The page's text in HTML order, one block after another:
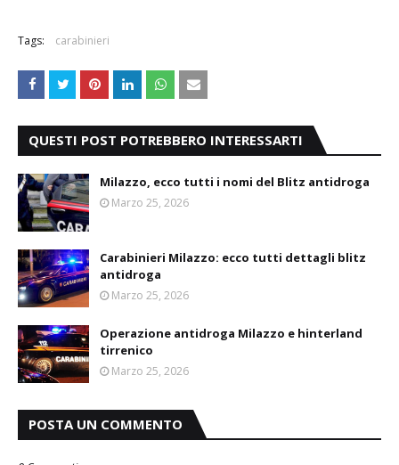
Tags: carabinieri
QUESTI POST POTREBBERO INTERESSARTI
Milazzo, ecco tutti i nomi del Blitz antidroga
Marzo 25, 2026
Carabinieri Milazzo: ecco tutti dettagli blitz
antidroga
Marzo 25, 2026
Operazione antidroga Milazzo e hinterland
tirrenico
Marzo 25, 2026
POSTA UN COMMENTO